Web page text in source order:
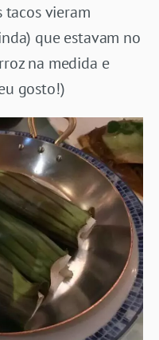
tacos vieram
que estavam no
na medida e
gosto!)